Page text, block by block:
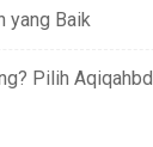
yang Baik
Pilih